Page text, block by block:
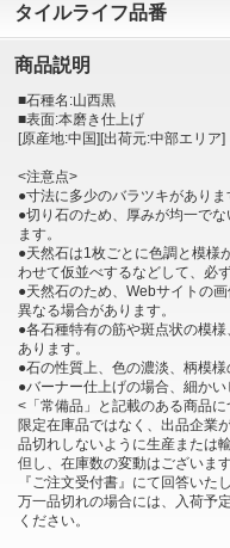
タイルライフ品番
商品説明
■石種名:山西黒
■表面:本磨き仕上げ
[原産地:中国][出荷元:中部エリア]
<注意点>
●寸法に多少のバラツキがあり
●切り石のため、厚みが均一で
ます。
●天然石は1枚ごとに色調と模様
わせて仮並べするなどして、必
●天然石のため、Webサイトの
異なる場合があります。
●各石種特有の筋や斑点状の模
あります。
●石の性質上、色の濃淡、柄模様
●バーナー仕上げの場合、細かい
<「常備品」と記載のある商品に
限定在庫品ではなく、出品企業
品切れしないように生産または
但し、在庫数の変動はございま
『ご注文受付書』にて回答いたし
万一品切れの場合には、入荷予
ください。